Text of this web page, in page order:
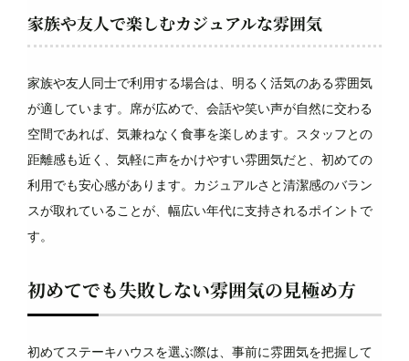
家族や友人で楽しむカジュアルな雰囲気
家族や友人同士で利用する場合は、明るく活気のある雰囲気
が適しています。席が広めで、会話や笑い声が自然に交わる
空間であれば、気兼ねなく食事を楽しめます。スタッフとの
距離感も近く、気軽に声をかけやすい雰囲気だと、初めての
利用でも安心感があります。カジュアルさと清潔感のバラン
スが取れていることが、幅広い年代に支持されるポイントで
す。
初めてでも失敗しない雰囲気の見極め方
初めてステーキハウスを選ぶ際は、事前に雰囲気を把握して